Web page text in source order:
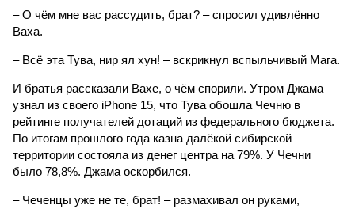
– О чём мне вас рассудить, брат? – спросил удивлённо
Ваха.
– Всё эта Тува, нир ял хун! – вскрикнул вспыльчивый Мага.
И братья рассказали Вахе, о чём спорили. Утром Джама
узнал из своего iPhone 15, что Тува обошла Чечню в
рейтинге получателей дотаций из федерального бюджета.
По итогам прошлого года казна далёкой сибирской
территории состояла из денег центра на 79%. У Чечни
было 78,8%. Джама оскорбился.
– Чеченцы уже не те, брат! – размахивал он руками,